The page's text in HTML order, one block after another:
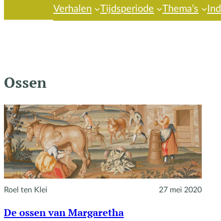
Verhalen Tijdsperiode Thema’s
Ossen
Roel ten Klei 27 mei 2020
De ossen van Margaretha